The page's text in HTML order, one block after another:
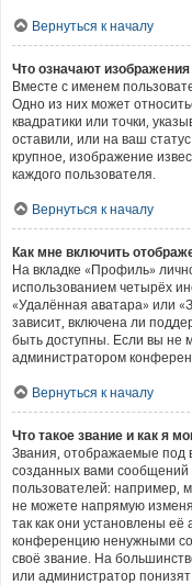
Вернуться к началу
Что означают
Вместе с именем
Одно из них может
квадратики или точки,
оставили, или на ваш
крупное, изображение
каждого пользователя.
Вернуться к началу
Как мне включить
На вкладке «Профиль»
использованием четырёх
«Удалённая аватара» или
зависит, включена ли
быть доступны. Если вы не
администратором
Вернуться к началу
Что такое звание и как я
Звания, отображаемые под
созданных вами
пользователей: например,
не можете напрямую
так как они установлены
конференцию ненужными
своё звание. На
или администратор